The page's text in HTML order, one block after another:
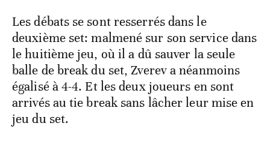
Les débats se sont resserrés dans le
deuxième set: malmené sur son service dans
le huitième jeu, où il a dû sauver la seule
balle de break du set, Zverev a néanmoins
égalisé à 4-4. Et les deux joueurs en sont
arrivés au tie break sans lâcher leur mise en
jeu du set.